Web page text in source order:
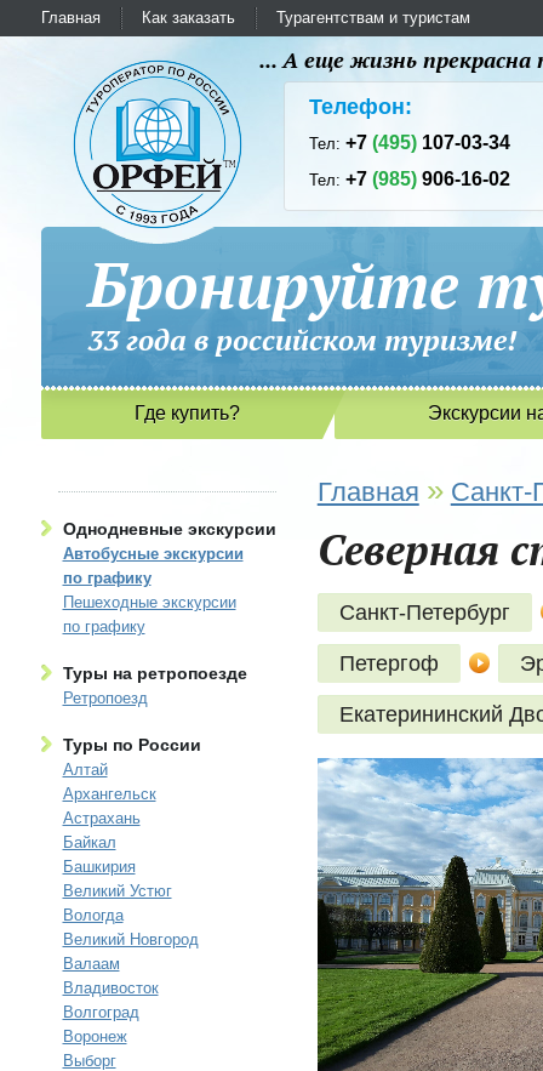
Главная Как заказать Турагентствам и туристам
... А еще жизнь
Телефон:
Тел:+7(495) 107-03-34
Тел:+7(985) 906-16-02
Бронируйте
33 года в российском
Где купить? Экскурсии
Однодневные экскурсии
Автобусные экскурсии
по графику
Пешеходные экскурсии
по графику
Туры на ретропоезде
Ретропоезд
Туры по России
Алтай
Архангельск
Астрахань
Байкал
Башкирия
Великий Устюг
Вологда
Великий Новгород
Валаам
Владивосток
Волгоград
Воронеж
Выборг
Главная » Санкт-
Северная
Санкт-Петербург
Петергоф
Екатерининский